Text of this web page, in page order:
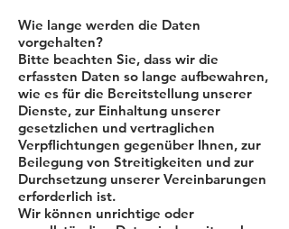
Wie lange werden die Daten
vorgehalten?
Bitte beachten Sie, dass wir die
erfassten Daten so lange aufbewahren,
wie es für die Bereitstellung unserer
Dienste, zur Einhaltung unserer
gesetzlichen und vertraglichen
Verpflichtungen gegenüber Ihnen, zur
Beilegung von Streitigkeiten und zur
Durchsetzung unserer Vereinbarungen
erforderlich ist.
Wir können unrichtige oder